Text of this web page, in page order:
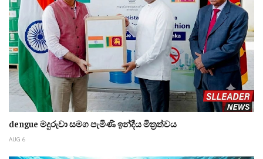
dengue මදුරුවා සමග පැමිණි ඉන්දීය මිත්‍රත්වය
AUG 6